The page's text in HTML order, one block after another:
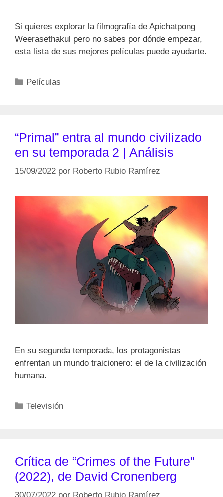
Si quieres explorar la filmografía de Apichatpong
Weerasethakul pero no sabes por dónde empezar,
esta lista de sus mejores películas puede ayudarte.
Categorías
Películas
“Primal” entra al mundo civilizado
en su temporada 2 | Análisis
15/09/2022 por Roberto Rubio Ramírez
En su segunda temporada, los protagonistas
enfrentan un mundo traicionero: el de la civilización
humana.
Categorías
Televisión
Crítica de “Crimes of the Future”
(2022), de David Cronenberg
30/07/2022 por Roberto Rubio Ramírez